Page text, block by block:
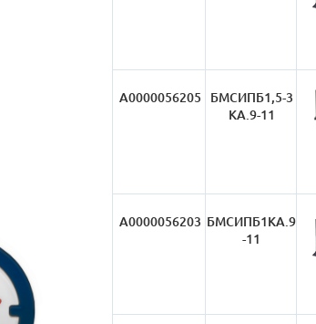
А0000056205
БМСИПБ1,5-3
КА.9-11
А0000056203 БМСИПБ1КА.9
-11